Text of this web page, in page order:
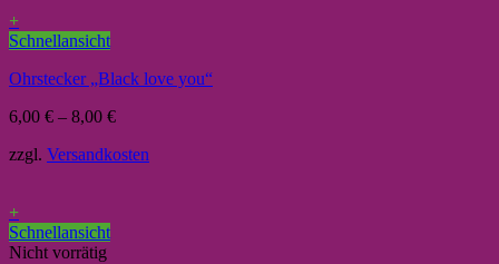
+
Schnellansicht
Ohrstecker „Black love you“
6,00 € – 8,00 €
zzgl. Versandkosten
+
Schnellansicht
Nicht vorrätig